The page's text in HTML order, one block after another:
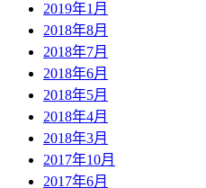
2019年1月
2018年8月
2018年7月
2018年6月
2018年5月
2018年4月
2018年3月
2017年10月
2017年6月